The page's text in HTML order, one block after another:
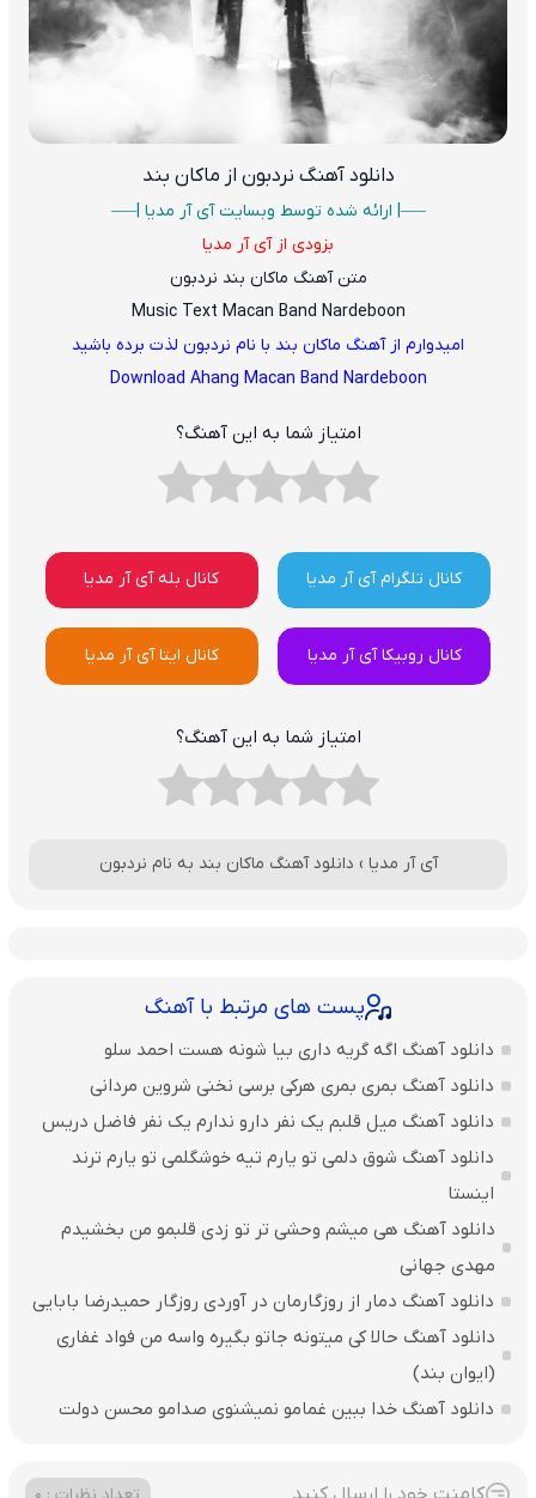
دانلود آهنگ نردبون از ماکان بند
—–| ارائه شده توسط وبسایت آی آر مدیا |—–
بزودی از آی آر مدیا
متن آهنگ ماکان بند نردبون
Music Text Macan Band Nardeboon
امیدوارم از آهنگ ماکان بند با نام نردبون لذت برده باشید
Download Ahang Macan Band Nardeboon
امتیاز شما به این آهنگ؟
کانال تلگرام آی آر مدیا کانال بله آی آر مدیا
کانال روبیکا آی آر مدیا کانال ایتا آی آر مدیا
امتیاز شما به این آهنگ؟
آی آر مدیا › دانلود آهنگ ماکان بند به نام نردبون
پست های مرتبط با آهنگ
دانلود آهنگ اگه گریه داری بیا شونه هست احمد سلو
دانلود آهنگ بمری بمری هرکی برسی نخنی شروین مردانی
دانلود آهنگ میل قلبم یک نفر دارو ندارم یک نفر فاضل دریس
دانلود آهنگ شوق دلمی تو یارم تیه خوشگلمی تو یارم ترند
اینستا
دانلود آهنگ هی میشم وحشی تر تو زدی قلبمو من بخشیدم
مهدی جهانی
دانلود آهنگ دمار از روزگارمان در آوردی روزگار حمیدرضا بابایی
دانلود آهنگ حالا کی میتونه جاتو بگیره واسه من فواد غفاری
(ایوان بند)
دانلود آهنگ خدا ببین غمامو نمیشنوی صدامو محسن دولت